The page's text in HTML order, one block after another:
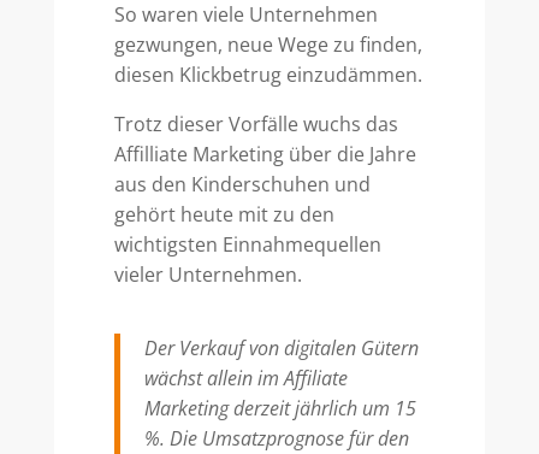
So waren viele Unternehmen
gezwungen, neue Wege zu finden,
diesen Klickbetrug einzudämmen.
Trotz dieser Vorfälle wuchs das
Affilliate Marketing über die Jahre
aus den Kinderschuhen und
gehört heute mit zu den
wichtigsten Einnahmequellen
vieler Unternehmen.
Der Verkauf von digitalen Gütern
wächst allein im Affiliate
Marketing derzeit jährlich um 15
%. Die Umsatzprognose für den